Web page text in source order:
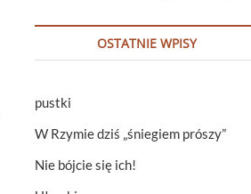
OSTATNIE WPISY
pustki
W Rzymie dziś „śniegiem prószy”
Nie bójcie się ich!